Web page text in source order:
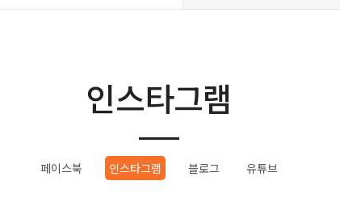
인스타그램
페이스북 인스타그램 블로그 유튜브